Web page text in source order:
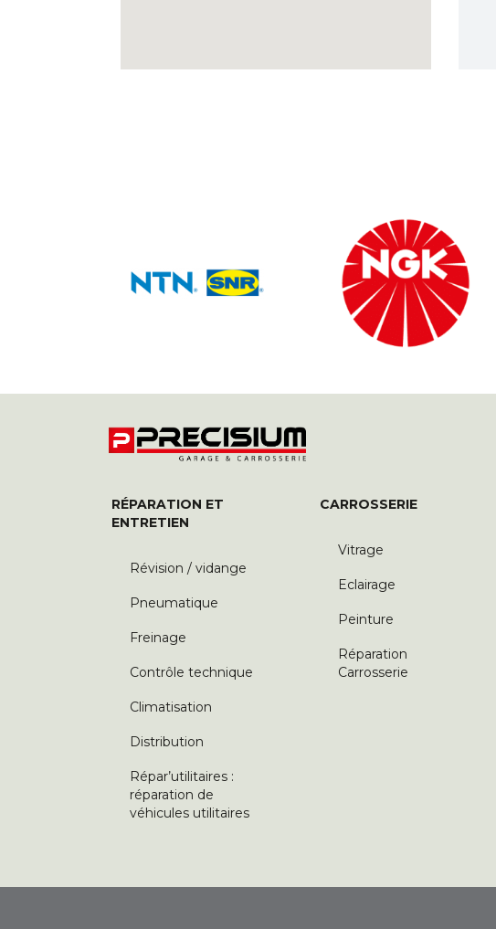
RÉPARATION ET
ENTRETIEN
Révision / vidange
Pneumatique
Freinage
Contrôle technique
Climatisation
Distribution
Répar’utilitaires :
réparation de
véhicules utilitaires
CARROSSERIE
Vitrage
Eclairage
Peinture
Réparation
Carrosserie